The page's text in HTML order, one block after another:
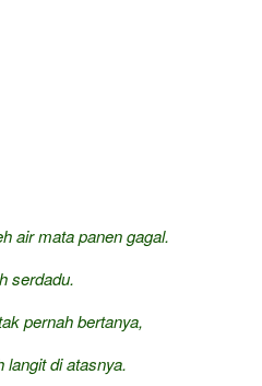
air mata panen gagal.
serdadu.
pernah bertanya,
langit di atasnya.